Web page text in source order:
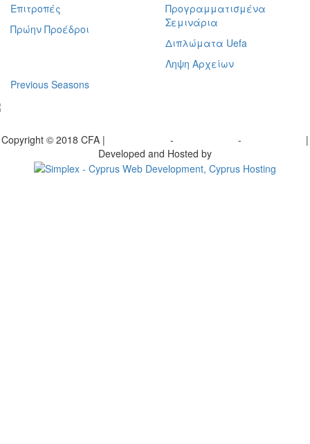
Επιτροπές
Πρώην Προέδροι
Προγραμματισμένα
Σεμινάρια
Διπλώματα Uefa
Ληψη Αρχείων
Previous Seasons
Copyright © 2018 CFA | - -
|
Developed and Hosted by